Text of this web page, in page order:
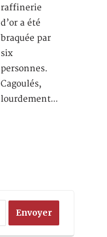
raffinerie
d’or a été
braquée par
six
personnes.
Cagoulés,
lourdement…